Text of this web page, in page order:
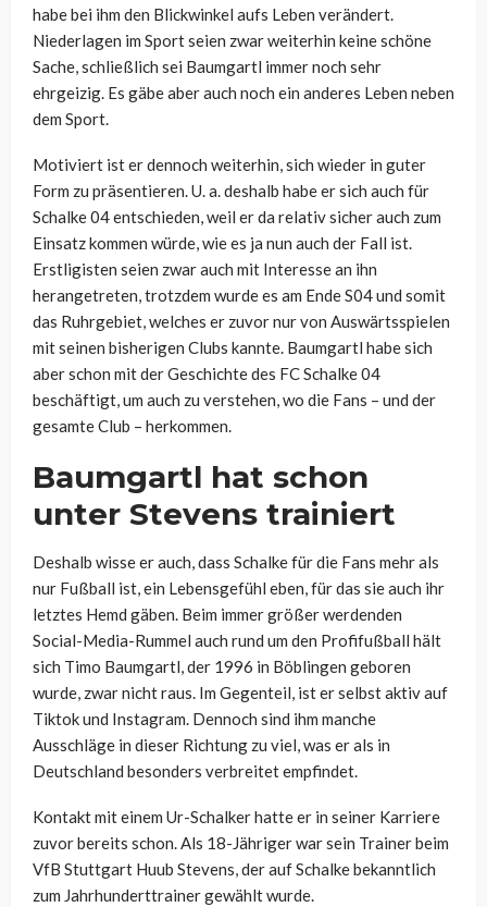
habe bei ihm den Blickwinkel aufs Leben verändert.
Niederlagen im Sport seien zwar weiterhin keine schöne
Sache, schließlich sei Baumgartl immer noch sehr
ehrgeizig. Es gäbe aber auch noch ein anderes Leben neben
dem Sport.
Motiviert ist er dennoch weiterhin, sich wieder in guter
Form zu präsentieren. U. a. deshalb habe er sich auch für
Schalke 04 entschieden, weil er da relativ sicher auch zum
Einsatz kommen würde, wie es ja nun auch der Fall ist.
Erstligisten seien zwar auch mit Interesse an ihn
herangetreten, trotzdem wurde es am Ende S04 und somit
das Ruhrgebiet, welches er zuvor nur von Auswärtsspielen
mit seinen bisherigen Clubs kannte. Baumgartl habe sich
aber schon mit der Geschichte des FC Schalke 04
beschäftigt, um auch zu verstehen, wo die Fans – und der
gesamte Club – herkommen.
Baumgartl hat schon
unter Stevens trainiert
Deshalb wisse er auch, dass Schalke für die Fans mehr als
nur Fußball ist, ein Lebensgefühl eben, für das sie auch ihr
letztes Hemd gäben. Beim immer größer werdenden
Social-Media-Rummel auch rund um den Profifußball hält
sich Timo Baumgartl, der 1996 in Böblingen geboren
wurde, zwar nicht raus. Im Gegenteil, ist er selbst aktiv auf
Tiktok und Instagram. Dennoch sind ihm manche
Ausschläge in dieser Richtung zu viel, was er als in
Deutschland besonders verbreitet empfindet.
Kontakt mit einem Ur-Schalker hatte er in seiner Karriere
zuvor bereits schon. Als 18-Jähriger war sein Trainer beim
VfB Stuttgart Huub Stevens, der auf Schalke bekanntlich
zum Jahrhunderttrainer gewählt wurde.